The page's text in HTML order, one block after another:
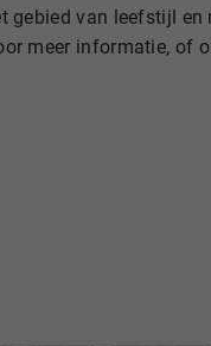
gebied van leefstijl
meer informatie, of